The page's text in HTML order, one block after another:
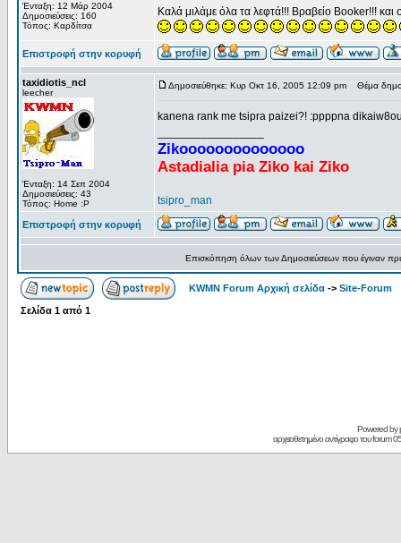
Ένταξη: 12 Μάρ 2004
Δημοσιεύσεις: 160
Τόπος: Καρδίτσα
Καλά μιλάμε όλα τα λεφτά!!! Βραβείο Booker!!!
Επιστροφή στην κορυφή
taxidiotis_ncl
leecher
Ένταξη: 14 Σεπ 2004
Δημοσιεύσεις: 43
Τόπος: Home :P
Δημοσιεύθηκε: Κυρ Οκτ 16, 2005 12:09 pm Θέμα
kanena rank me tsipra paizei?! :ppppna
Zikoooooooooooooo
Astadialia pia Ziko kai Ziko
tsipro_man
Επιστροφή στην κορυφή
Επισκόπηση όλων των Δημοσιεύσεων που έγιναν
KWMN Forum Αρχική σελίδα -> Site-Forum
Σελίδα 1 από 1
Powered by
αρχειοθετημένο αντίγραφο του